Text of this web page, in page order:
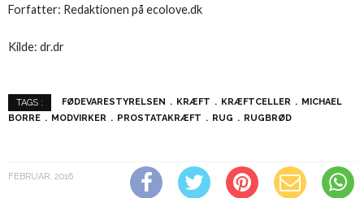
Forfatter: Redaktionen på ecolove.dk
Kilde: dr.dr
TAGS : FØDEVARESTYRELSEN KRÆFT KRÆFTCELLER
MICHAEL
BORRE
MODVIRKER PROSTATAKRÆFT RUG RUGBRØD
FEBRUAR, 2016